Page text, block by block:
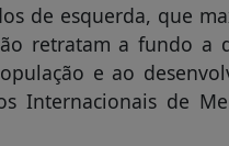
de esquerda, que
retratam a fundo a
e ao
Internacionais de